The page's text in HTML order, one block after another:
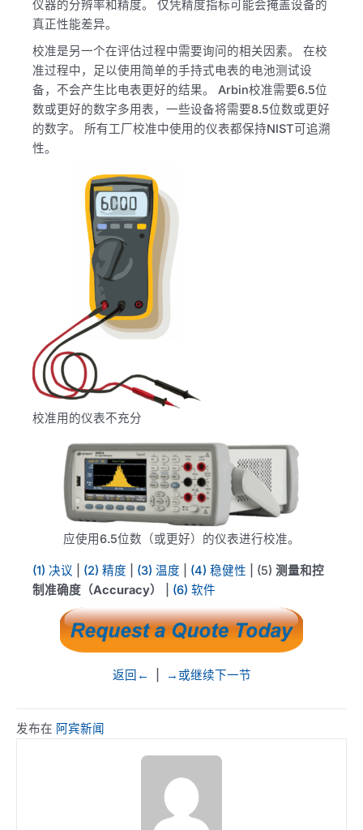
仪器的分辨率和精度。 仅凭精度指标可能会掩盖设备的
真正性能差异。
校准是另一个在评估过程中需要询问的相关因素。 在校
准过程中，足以使用简单的手持式电表的电池测试设
备，不会产生比电表更好的结果。 Arbin校准需要6.5位
数或更好的数字多用表，一些设备将需要8.5位数或更好
的数字。 所有工厂校准中使用的仪表都保持NIST可追溯
性。
校准用的仪表不充分
应使用6.5位数（或更好）的仪表进行校准。
(1) 决议 (2) 精度 (3) 温度 (4) 稳健性 | (5) 测量和控
制准确度（Accuracy）
(6) 软件
返回← →或继续下一节
发布在 阿宾新闻